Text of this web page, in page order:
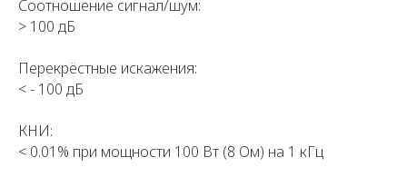
Соотношение сигнал/шум:
> 100 дБ
Перекрёстные искажения:
< - 100 дБ
КНИ:
< 0.01% при мощности 100 Вт (8 Ом) на 1 кГц